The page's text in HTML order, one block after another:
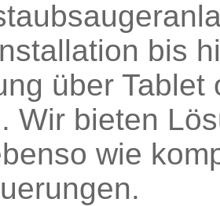
bis
über
Wir bieten
wie